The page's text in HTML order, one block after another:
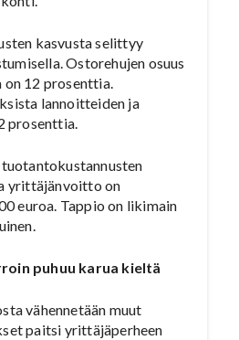
kasvusta selittyy
Ostorehujen osuus
on 12 prosenttia.
lannoitteiden ja
prosenttia.
yrittäjänvoitto on
euroa. Tappio on likimain
puhuu karua kieltä
vähennetään muut
paitsi yrittäjäperheen